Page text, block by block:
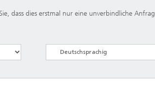
dass dies erstmal nur eine unverbindliche